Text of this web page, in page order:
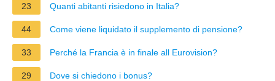
23 Quanti abitanti risiedono in Italia?
44 Come viene liquidato il supplemento di pensione?
33 Perché la Francia è in finale all Eurovision?
29 Dove si chiedono i bonus?